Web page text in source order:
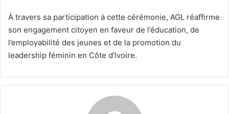
À travers sa participation à cette cérémonie, AGL réaffirme
son engagement citoyen en faveur de l’éducation, de
l’employabilité des jeunes et de la promotion du
leadership féminin en Côte d’Ivoire.